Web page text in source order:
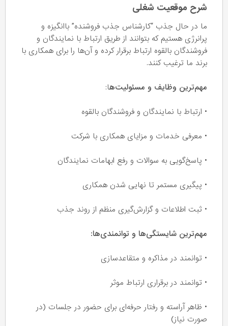
شرح موقعیت شغلی
ما در حال جذب “کارشناس جذب فروشنده” باانگیزه و
پرانرژی هستیم که بتوانند از طریق ارتباط با نمایندگان و
فروشندگان بالقوه ارتباط برقرار کرده و آن‌ها را برای همکاری با
برند ما ترغیب کنند.
مهم‌ترین وظایف و مسئولیت‌ها:
• ارتباط با نمایندگان و فروشندگان بالقوه
• معرفی خدمات و مزایای همکاری با شرکت
• پاسخ‌گویی به سوالات و رفع ابهامات نمایندگان
• پیگیری مستمر تا نهایی شدن همکاری
• ثبت اطلاعات و گزارش‌گیری منظم از روند جذب
مهم‌ترین شایستگی‌ها و توانمندی‌ها:
• توانمند در مذاکره و متقاعدسازی
• توانمند در برقراری ارتباط موثر
• ظاهر آراسته و رفتار حرفه‌ای برای حضور در جلسات (در
صورت نیاز)